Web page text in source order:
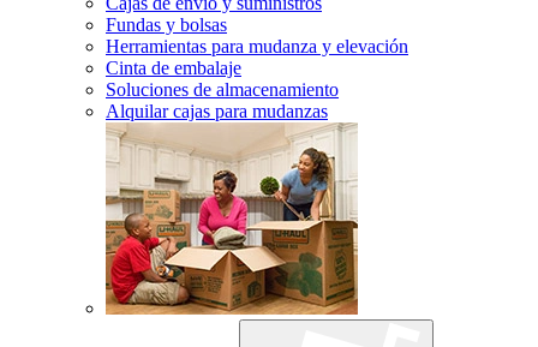
Fundas y bolsas
Herramientas para mudanza y elevación
Cinta de embalaje
Soluciones de almacenamiento
Alquilar cajas para mudanzas